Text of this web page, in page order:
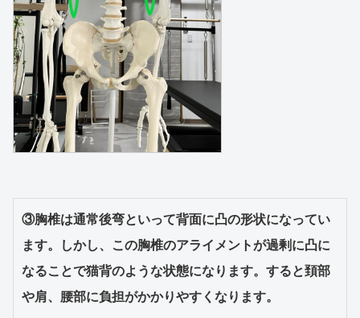
③胸椎は通常後弯といって背面に凸の形状になってい
ます。しかし、この胸椎のアライメントが過剰に凸に
なることで猫背のような状態になります。すると頚部
や肩、腰部に負担がかかりやすくなります。